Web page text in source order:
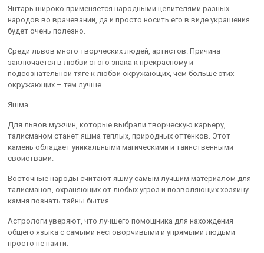
Янтарь широко применяется народными целителями разных
народов во врачевании, да и просто носить его в виде украшения
будет очень полезно.
Среди львов много творческих людей, артистов. Причина
заключается в любви этого знака к прекрасному и
подсознательной тяге к любви окружающих, чем больше этих
окружающих – тем лучше.
Яшма
Для львов мужчин, которые выбрали творческую карьеру,
талисманом станет яшма теплых, природных оттенков. Этот
камень обладает уникальными магическими и таинственными
свойствами.
Восточные народы считают яшму самым лучшим материалом для
талисманов, охраняющих от любых угроз и позволяющих хозяину
камня познать тайны бытия.
Астрологи уверяют, что лучшего помощника для нахождения
общего языка с самыми несговорчивыми и упрямыми людьми
просто не найти.